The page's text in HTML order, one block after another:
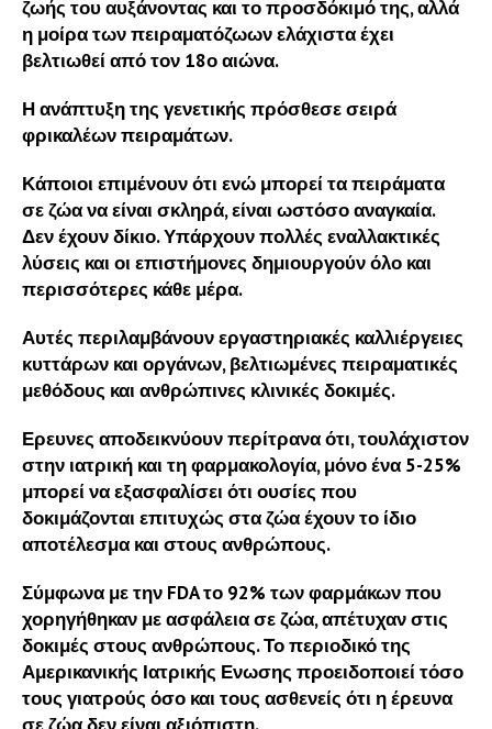
ζωής του αυξάνοντας και το προσδόκιμό της, αλλά
η μοίρα των πειραματόζωων ελάχιστα έχει
βελτιωθεί από τον 18ο αιώνα.
Η ανάπτυξη της γενετικής πρόσθεσε σειρά
φρικαλέων πειραμάτων.
Κάποιοι επιμένουν ότι ενώ μπορεί τα πειράματα
σε ζώα να είναι σκληρά, είναι ωστόσο αναγκαία.
Δεν έχουν δίκιο. Υπάρχουν πολλές εναλλακτικές
λύσεις και οι επιστήμονες δημιουργούν όλο και
περισσότερες κάθε μέρα.
Αυτές περιλαμβάνουν εργαστηριακές καλλιέργειες
κυττάρων και οργάνων, βελτιωμένες πειραματικές
μεθόδους και ανθρώπινες κλινικές δοκιμές.
Ερευνες αποδεικνύουν περίτρανα ότι, τουλάχιστον
στην ιατρική και τη φαρμακολογία, μόνο ένα 5-25%
μπορεί να εξασφαλίσει ότι ουσίες που
δοκιμάζονται επιτυχώς στα ζώα έχουν το ίδιο
αποτέλεσμα και στους ανθρώπους.
Σύμφωνα με την FDA το 92% των φαρμάκων που
χορηγήθηκαν με ασφάλεια σε ζώα, απέτυχαν στις
δοκιμές στους ανθρώπους. Το περιοδικό της
Αμερικανικής Ιατρικής Ενωσης προειδοποιεί τόσο
τους γιατρούς όσο και τους ασθενείς ότι η έρευνα